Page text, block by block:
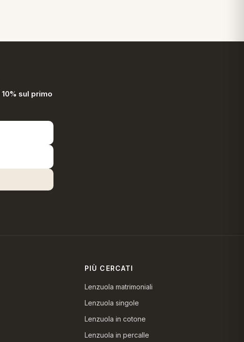
10% sul primo
PIÙ CERCATI
Lenzuola matrimoniali
Lenzuola singole
Lenzuola in cotone
Lenzuola in percalle